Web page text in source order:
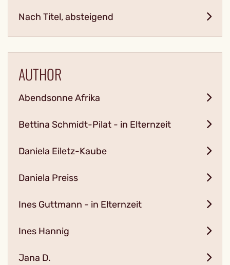
Nach Titel, absteigend
AUTHOR
Abendsonne Afrika
Bettina Schmidt-Pilat - in Elternzeit
Daniela Eiletz-Kaube
Daniela Preiss
Ines Guttmann - in Elternzeit
Ines Hannig
Jana D.